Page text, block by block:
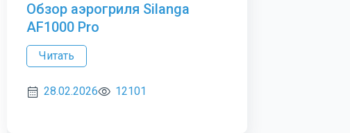
Обзор аэрогриля Silanga
AF1000 Pro
Читать
28.02.2026 12101